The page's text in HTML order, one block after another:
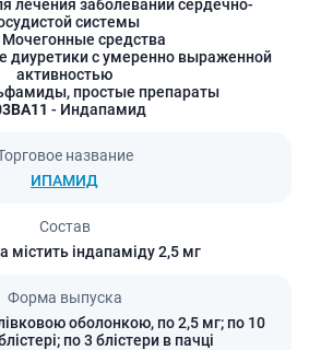
лечения заболеваний сердечно-
системы
Мочегонные средства
диуретики с умеренно выраженной
активностью
простые препараты
- Индапамид
название
ИПАМИД
Состав
містить індапаміду 2,5 мг
Форма выпуска
оболонкою, по 2,5 мг; по 10
по 3 блістери в пачці